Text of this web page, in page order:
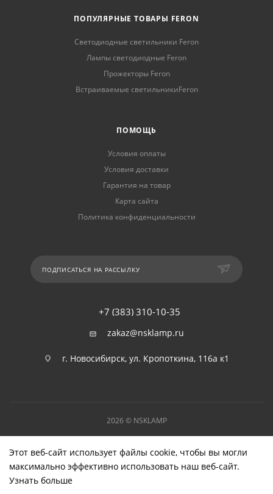
ПОПУЛЯРНЫЕ ТОВАРЫ FERON
Светодиодные светильники Feron
Лампы светодиодные Feron
Прожекторы Feron
Встраиваемые светильникиFeron
ПОМОЩЬ
Условия оплаты
Условия доставки
Гарантия на товар
Карта сайта
Политика конфиденциальности
ПОДПИСАТЬСЯ НА РАССЫЛКУ
+7 (383) 310-10-35
zakaz@nsklamp.ru
г. Новосибирск, ул. Кропоткина, 116а к1
2026 © NSKLAMP
Этот веб-сайт использует файлы cookie, чтобы вы могли
максимально эффективно использовать наш веб-сайт.
Узнать больше